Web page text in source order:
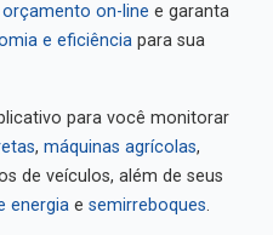
orçamento on-line e garanta
e eficiência para sua
para você monitorar
, máquinas agrícolas,
de veículos, além de seus
energia e semirreboques.